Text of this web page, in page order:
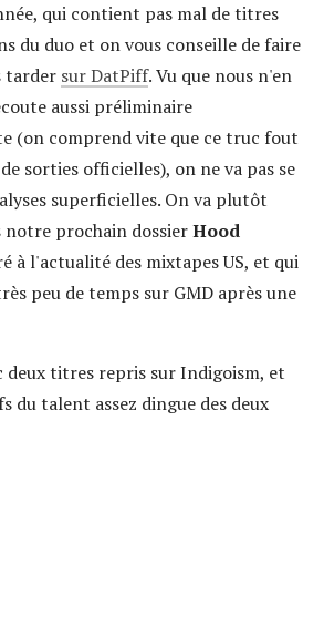
qui contient pas mal de titres
du duo et on vous conseille de faire
tarder sur DatPiff. Vu que nous n'en
aussi préliminaire
(on comprend vite que ce truc fout
sorties officielles), on ne va pas se
superficielles. On va plutôt
notre prochain dossierHood
à l'actualité des mixtapes US, et qui
peu de temps sur GMD après une
deux titres repris sur Indigoism, et
du talent assez dingue des deux